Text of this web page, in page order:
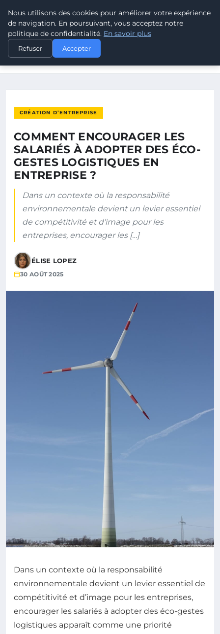
POUVOIR OUVRIER
ACCUEIL
COMMENT ENCOURAGER LES SALARIÉS À ADOPTER DES ÉCO-
CRÉATION D’ENTREPRISE
COMMENT ENCOURAGER LES
SALARIÉS À ADOPTER DES ÉCO-
GESTES LOGISTIQUES EN
ENTREPRISE ?
Dans un contexte où la responsabilité
environnementale devient un levier essentiel
de compétitivité et d’image pour les
entreprises, encourager les […]
ÉLISE LOPEZ
30 AOÛT 2025
Dans un contexte où la responsabilité
environnementale devient un levier essentiel de
compétitivité et d’image pour les entreprises,
encourager les salariés à adopter des éco-gestes
logistiques apparaît comme une priorité
Nous utilisons des cookies pour améliorer votre expérience
de navigation. En poursuivant, vous acceptez notre
politique de confidentialité. En savoir plus
Refuser Accepter